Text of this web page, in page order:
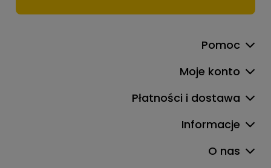
Pomoc
Moje konto
Płatności i dostawa
Informacje
O nas